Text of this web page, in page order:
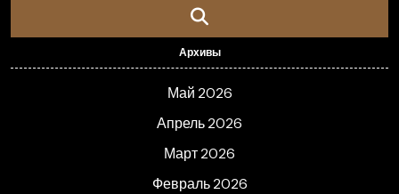
Архивы
Май 2026
Апрель 2026
Март 2026
Февраль 2026